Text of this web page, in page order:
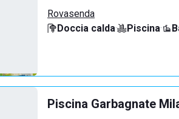
Rovasenda
Doccia calda· Piscina·
Piscina Garbagnate